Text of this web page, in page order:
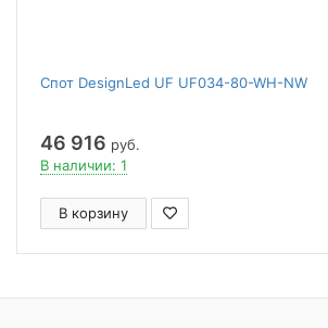
Спот DesignLed UF UF034-80-WH-NW
46 916 руб.
В наличии: 1
В корзину